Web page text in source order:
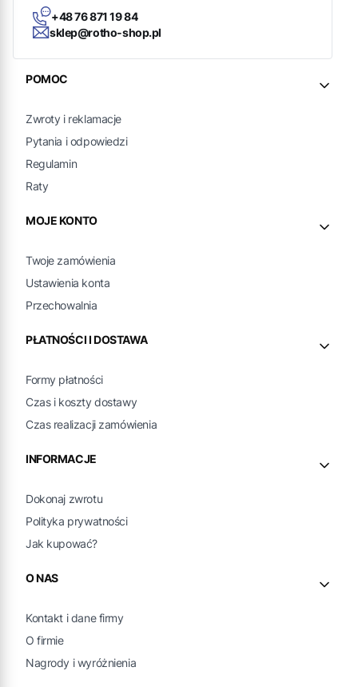
+48 76 871 19 84
sklep@rotho-shop.pl
Linki w stopce
POMOC
Zwroty i reklamacje
Pytania i odpowiedzi
Regulamin
Raty
MOJE KONTO
Twoje zamówienia
Ustawienia konta
Przechowalnia
PŁATNOŚCI I DOSTAWA
Formy płatności
Czas i koszty dostawy
Czas realizacji zamówienia
INFORMACJE
Dokonaj zwrotu
Polityka prywatności
Jak kupować?
O NAS
Kontakt i dane firmy
O firmie
Nagrody i wyróżnienia